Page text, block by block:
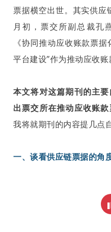
票据横空出世。其实供应
月初，票交所副总裁孔
《协同推动应收账款票
平台建设”作为推动应收账
本文将对这篇期刊的主
出票交所在推动应收账
我将就期刊的内容提几点
一、谈看供应链票据的角
应链金融平台的角度，
游企业的角度，也有从
贸金书城
贸金公众号